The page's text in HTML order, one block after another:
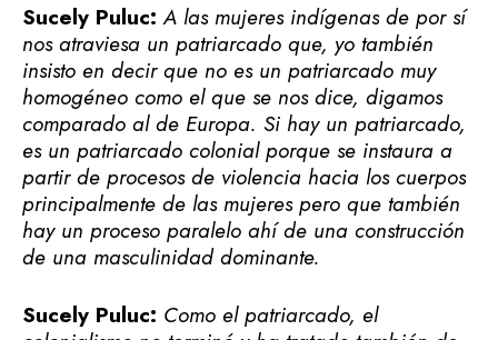
Sucely Puluc:A las mujeres indígenas de por sí
nos atraviesa un patriarcado que, yo también
insisto en decir que no es un patriarcado muy
homogéneo como el que se nos dice, digamos
comparado al de Europa. Si hay un patriarcado,
es un patriarcado colonial porque se instaura a
partir de procesos de violencia hacia los cuerpos
principalmente de las mujeres pero que también
hay un proceso paralelo ahí de una construcción
de una masculinidad dominante.
Sucely Puluc: Como el patriarcado, el